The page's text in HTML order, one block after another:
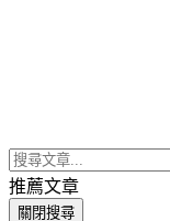
推薦文章
關閉搜尋